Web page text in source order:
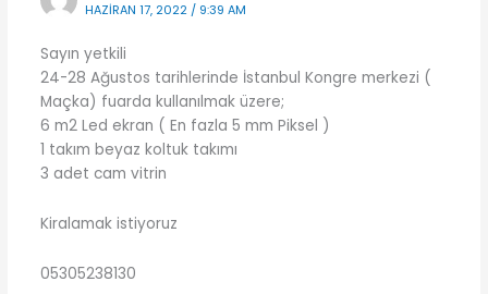
HAZIRAN 17, 2022 / 9:39 AM
Sayın yetkili
24-28 Ağustos tarihlerinde İstanbul Kongre merkezi (
Maçka) fuarda kullanılmak üzere;
6 m2 Led ekran ( En fazla 5 mm Piksel )
1 takım beyaz koltuk takımı
3 adet cam vitrin
Kiralamak istiyoruz
05305238130